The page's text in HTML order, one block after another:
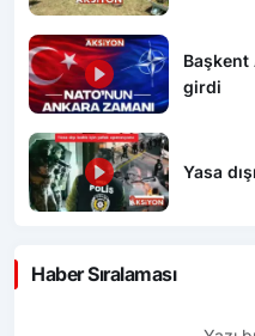
Başkent
girdi
Yasa
Haber Sıralaması